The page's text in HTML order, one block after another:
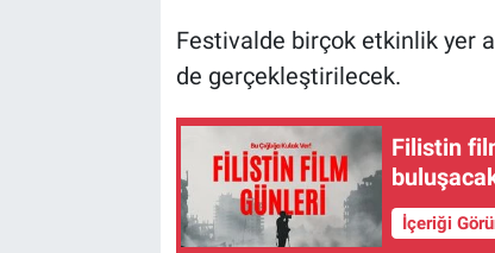
Festivalde birçok etkinlik yer
de gerçekleştirilecek.
Filistin
İçeriği